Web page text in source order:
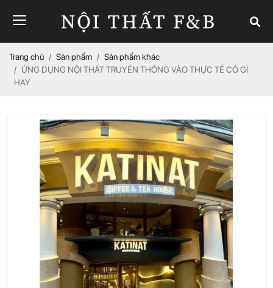
Trang chủ Sản phẩm
Sản phẩm khác
ỨNG DỤNG NỘI THẤT TRUYỀN THỐNG VÀO THỰC TẾ CÓ GÌ
HAY